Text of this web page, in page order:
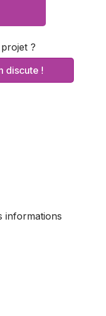
?
discute !
informations